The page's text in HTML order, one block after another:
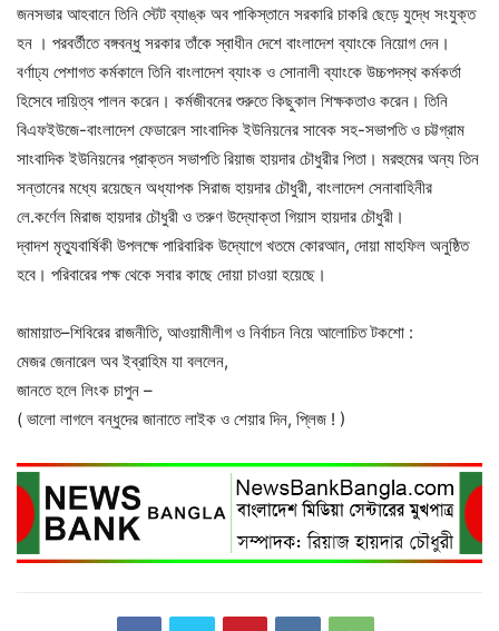
জনসভার আহবানে তিনি স্টেট ব্যাঙ্ক অব পাকিস্তানে সরকারি চাকরি ছেড়ে যুদ্ধে সংযুক্ত
হন । পরবর্তীতে বঙ্গবন্ধু সরকার তাঁকে স্বাধীন দেশে বাংলাদেশ ব্যাংকে নিয়োগ দেন।
বর্ণাঢ্য পেশাগত কর্মকালে তিনি বাংলাদেশ ব্যাংক ও সোনালী ব্যাংকে উচ্চপদস্থ কর্মকর্তা
হিসেবে দায়িত্ব পালন করেন। কর্মজীবনের শুরুতে কিছুকাল শিক্ষকতাও করেন। তিনি
বিএফইউজে-বাংলাদেশ ফেডারেল সাংবাদিক ইউনিয়নের সাবেক সহ-সভাপতি ও চট্টগ্রাম
সাংবাদিক ইউনিয়নের প্রাক্তন সভাপতি রিয়াজ হায়দার চৌধুরীর পিতা। মরহুমের অন্য তিন
সন্তানের মধ্যে রয়েছেন অধ্যাপক সিরাজ হায়দার চৌধুরী, বাংলাদেশ সেনাবাহিনীর
লে.কর্ণেল মিরাজ হায়দার চৌধুরী ও তরুণ উদ্যোক্তা গিয়াস হায়দার চৌধুরী।
দ্বাদশ মৃত্যুবার্ষিকী উপলক্ষে পারিবারিক উদ্যোগে খতমে কোরআন, দোয়া মাহফিল অনুষ্ঠিত
হবে। পরিবারের পক্ষ থেকে সবার কাছে দোয়া চাওয়া হয়েছে।
জামায়াত–শিবিরের রাজনীতি, আওয়ামীলীগ ও নির্বাচন নিয়ে আলোচিত টকশো :
মেজর জেনারেল অব ইব্রাহিম যা বললেন,
জানতে হলে লিংক চাপুন –
( ভালো লাগলে বন্ধুদের জানাতে লাইক ও শেয়ার দিন, প্লিজ ! )